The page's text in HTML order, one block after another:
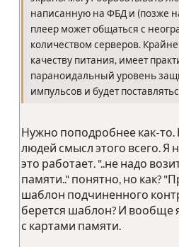
написанную на ФБД и (позже
плеер может общаться с
количеством серверов.
качеству питания, имеет
параноидальный уровень
импульсов и будет
Нужно поподробнее как-то.
людей смысл этого всего. Я
это работает. "..не надо
памяти.." понятно, но как?
шаблон подчиненного
берется шаблон? И вообще
с картами памяти.